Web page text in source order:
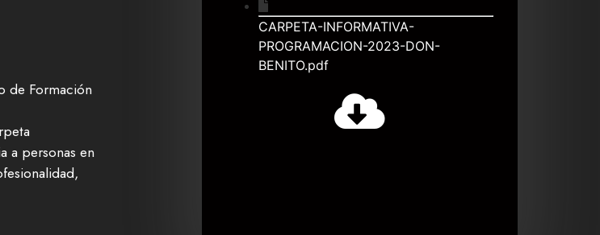
de Formación
a personas en
CARPETA-INFORMATIVA-
PROGRAMACION-2023-DON-
BENITO.pdf